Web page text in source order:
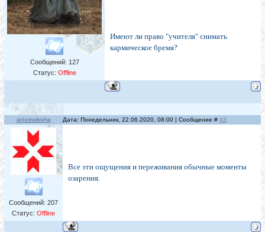
Сообщений: 127
Статус: Offline
Имеют ли право "учителя" снимать
кармическое бремя?
arismoksha Дата: Понедельник, 22.06.2020, 08:00 | Сообщение # 43
Сообщений: 207
Статус: Offline
Все эти ощущения и переживания обычные моменты
озарения.